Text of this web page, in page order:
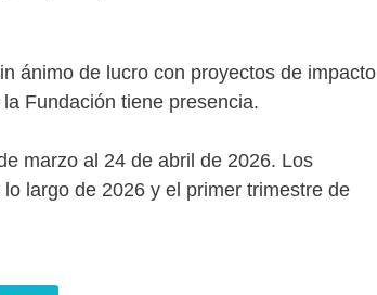
ánimo de lucro con proyectos de impacto
Fundación tiene presencia.
marzo al 24 de abril de 2026. Los
largo de 2026 y el primer trimestre de